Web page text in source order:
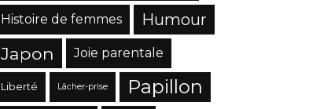
Histoire de femmes Humour
Japon Joie parentale
Liberté Lâcher-prise Papillon